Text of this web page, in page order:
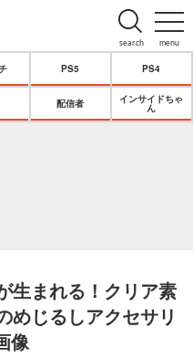
menu
search
PS5 PS4
配信者
インサイドちゃ
ん
生まれる！クリア素
めじるしアクセサリ
像